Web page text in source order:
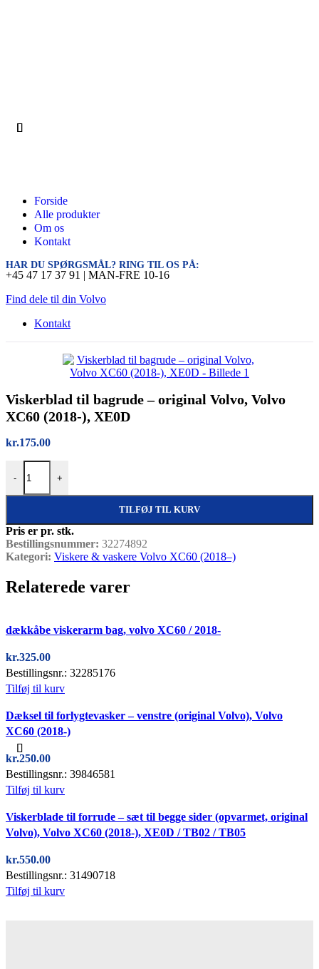
Forside
Alle produkter
Om os
Kontakt
HAR DU SPØRGSMÅL? RING TIL OS PÅ:
+45 47 17 37 91 | MAN-FRE 10-16
Find dele til din Volvo
Kontakt
Viskerblad til bagrude – original Volvo, Volvo
XC60 (2018-), XE0D
kr.175.00
-
Viskerblad til bagrude – original Volvo, Volvo XC60 (2018-), XE0D
+
TILFØJ TIL KURV
Pris er pr. stk.
Bestillingsnummer: 32274892
Kategori: Viskere & vaskere Volvo XC60 (2018–)
Relaterede varer
dækkåbe viskerarm bag, volvo XC60 / 2018-
kr.325.00
Bestillingsnr.: 32285176
Tilføj til kurv
Dæksel til forlygtevasker – venstre (original Volvo), Volvo
XC60 (2018-)
kr.250.00
Bestillingsnr.: 39846581
Tilføj til kurv
Viskerblade til forrude – sæt til begge sider (opvarmet, original
Volvo), Volvo XC60 (2018-), XE0D / TB02 / TB05
kr.550.00
Bestillingsnr.: 31490718
Tilføj til kurv